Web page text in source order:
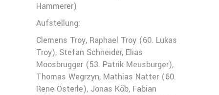
Hammerer)
Aufstellung:
Clemens Troy, Raphael Troy (60. Lukas
Troy), Stefan Schneider, Elias
Moosbrugger (53. Patrik Meusburger),
Thomas Wegrzyn, Mathias Natter (60.
Rene Österle), Jonas Köb, Fabian